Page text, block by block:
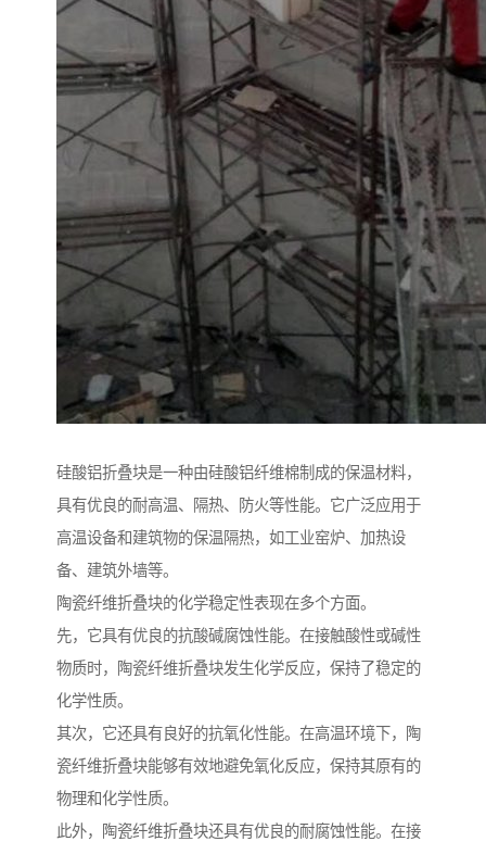
硅酸铝折叠块是一种由硅酸铝纤维棉制成的保温材料，
具有优良的耐高温、隔热、防火等性能。它广泛应用于
高温设备和建筑物的保温隔热，如工业窑炉、加热设
备、建筑外墙等。
陶瓷纤维折叠块的化学稳定性表现在多个方面。
先，它具有优良的抗酸碱腐蚀性能。在接触酸性或碱性
物质时，陶瓷纤维折叠块发生化学反应，保持了稳定的
化学性质。
其次，它还具有良好的抗氧化性能。在高温环境下，陶
瓷纤维折叠块能够有效地避免氧化反应，保持其原有的
物理和化学性质。
此外，陶瓷纤维折叠块还具有优良的耐腐蚀性能。在接